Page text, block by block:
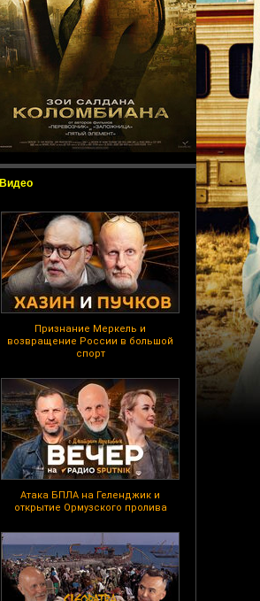
Видео
Признание Меркель и
возвращение России в большой
спорт
Атака БПЛА на Геленджик и
открытие Ормузского пролива